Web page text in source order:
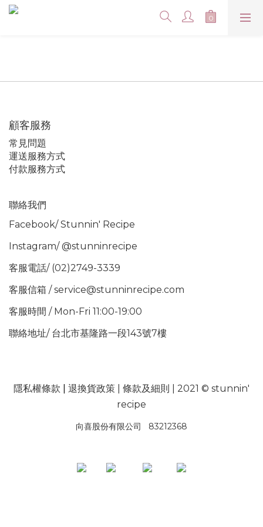
顧客服務
常見問題
運送服務方式
付款服務方式
聯絡我們
Facebook/ Stunnin' Recipe
Instagram/ @stunninrecipe
客服電話/ (02)2749-3339
客服信箱 / service@stunninrecipe.com
客服時間 / Mon-Fri 11:00-19:00
聯絡地址/ 台北市基隆路一段143號7樓
隱私權條款 退換貨政策 條款及細則
| 2021 © stunnin'
recipe
向喜股份有限公司 83212368